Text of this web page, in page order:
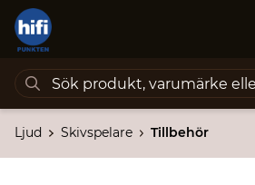
Ljud Skivspelare Tillbehör